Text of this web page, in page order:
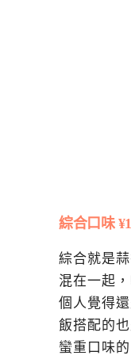
綜合口味
綜合就是
混在一起
個人覺得
飯搭配的
蠻重口味的